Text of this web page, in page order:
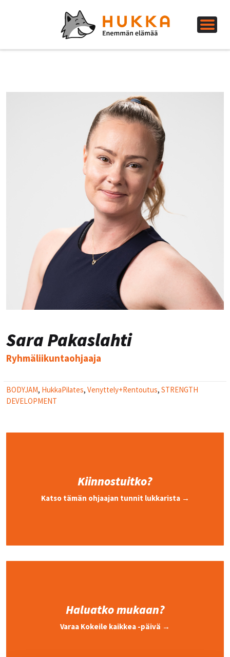
Sara Pakaslahti
Ryhmäliikuntaohjaaja
BODYJAM, HukkaPilates, Venyttely+Rentoutus, STRENGTH
DEVELOPMENT
Kiinnostuitko?
Katso tämän ohjaajan tunnit lukkarista →
Haluatko mukaan?
Varaa Kokeile kaikkea -päivä →